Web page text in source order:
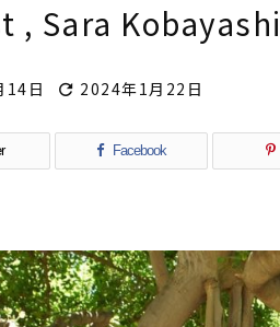
, Sara Kobayashi
14日  2024年1月22日
Facebook